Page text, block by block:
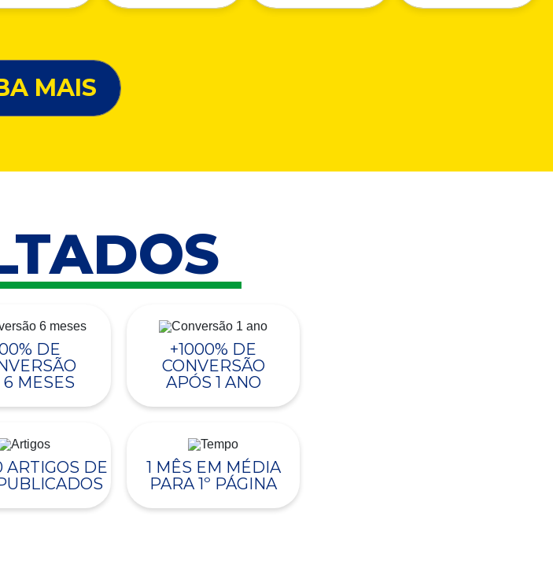
MAIS
DE
6 MESES
+1000% DE
CONVERSÃO
APÓS 1 ANO
ARTIGOS DE
1 MÊS EM MÉDIA
PARA 1º PÁGINA